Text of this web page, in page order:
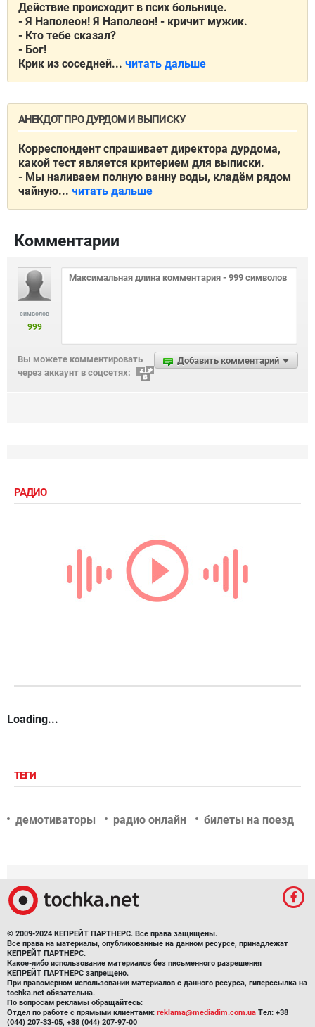
Действие происходит в псих больнице.
- Я Наполеон! Я Наполеон! - кричит мужик.
- Кто тебе сказал?
- Бог!
Крик из соседней... читать дальше
АНЕКДОТ ПРО ДУРДОМ И ВЫПИСКУ
Корреспондент спрашивает директора дурдома,
какой тест является критерием для выписки.
- Мы наливаем полную ванну воды, кладём рядом
чайную... читать дальше
Комментарии
символов
999
Добавить комментарий
Вы можете комментировать
через аккаунт в соцсетях:
РАДИО
Loading...
ТЕГИ
демотиваторы радио онлайн билеты на поезд
© 2009-2024 КЕПРЕЙТ ПАРТНЕРС. Все права защищены.
Все права на материалы, опубликованные на данном ресурсе, принадлежат
КЕПРЕЙТ ПАРТНЕРС.
Какое-либо использование материалов без письменного разрешения
КЕПРЕЙТ ПАРТНЕРС запрещено.
При правомерном использовании материалов с данного ресурса, гиперссылка на
tochka.net обязательна.
По вопросам рекламы обращайтесь:
Отдел по работе с прямыми клиентами: reklama@mediadim.com.ua Тел: +38
(044) 207-33-05, +38 (044) 207-97-00